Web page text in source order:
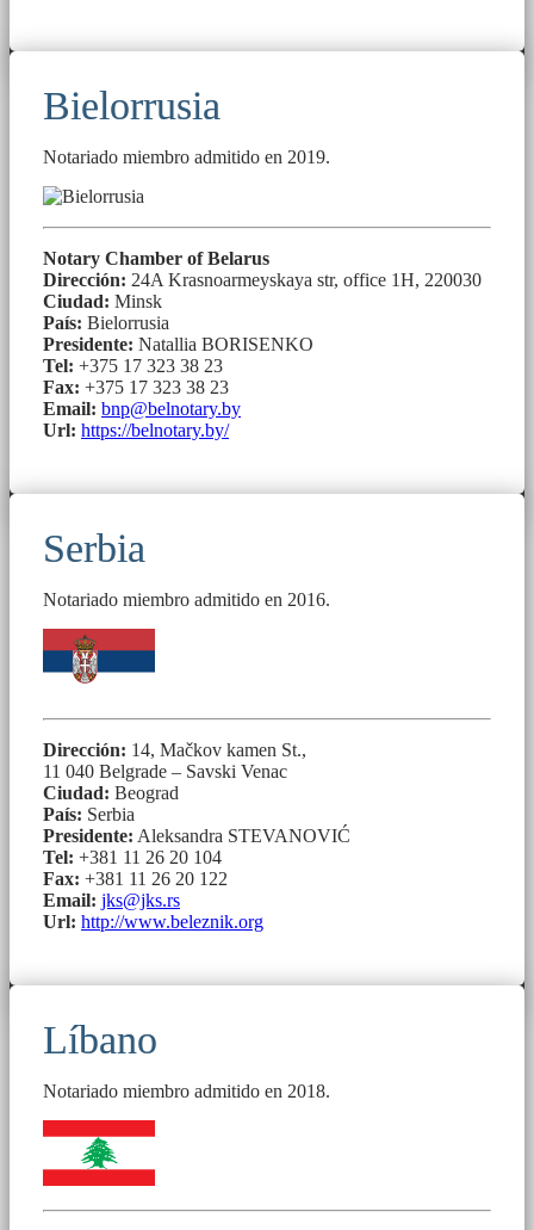
Bielorrusia
Notariado miembro admitido en 2019.
Notary Chamber of Belarus
Dirección: 24A Krasnoarmeyskaya str, office 1H, 220030
Ciudad: Minsk
País: Bielorrusia
Presidente: Natallia BORISENKO
Tel: +375 17 323 38 23
Fax: +375 17 323 38 23
Email: bnp@belnotary.by
Url: https://belnotary.by/
Serbia
Notariado miembro admitido en 2016.
Dirección: 14, Mačkov kamen St.,
11 040 Belgrade – Savski Venac
Ciudad: Beograd
País: Serbia
Presidente: Aleksandra STEVANOVIĆ
Tel: +381 11 26 20 104
Fax: +381 11 26 20 122
Email: jks@jks.rs
Url: http://www.beleznik.org
Líbano
Notariado miembro admitido en 2018.